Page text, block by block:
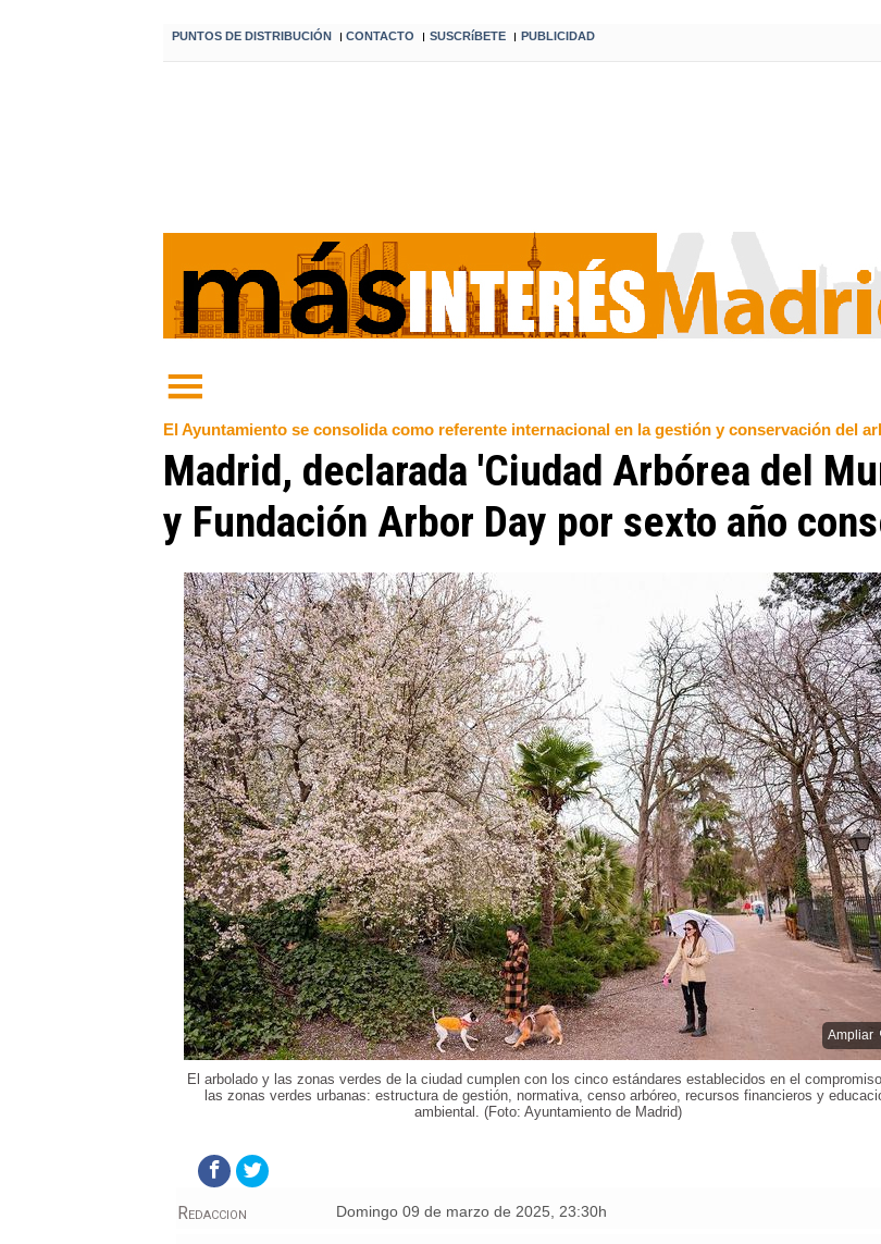
PUNTOS DE DISTRIBUCIÓN I CONTACTO I SUSCRíBETE I PUBLICIDAD
El Ayuntamiento se consolida como referente internacional en la gestión y conservación del
Madrid, declarada 'Ciudad Arbórea del
y Fundación Arbor Day por sexto año
Ampliar
El arbolado y las zonas verdes de la ciudad cumplen con los cinco estándares establecidos en el
las zonas verdes urbanas: estructura de gestión, normativa, censo arbóreo, recursos financieros y
ambiental. (Foto: Ayuntamiento de Madrid)
domingo 09 de marzo de 2025, 23:30h
Redaccion